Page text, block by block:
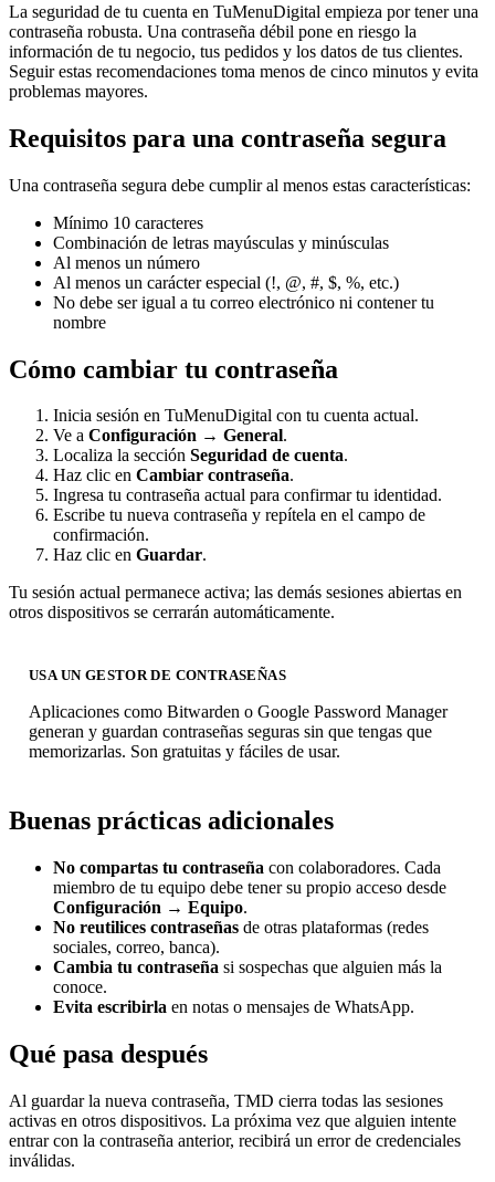
La seguridad de tu cuenta en TuMenuDigital empieza por tener una
contraseña robusta. Una contraseña débil pone en riesgo la
información de tu negocio, tus pedidos y los datos de tus clientes.
Seguir estas recomendaciones toma menos de cinco minutos y evita
problemas mayores.
Requisitos para una contraseña segura
Una contraseña segura debe cumplir al menos estas características:
Mínimo 10 caracteres
Combinación de letras mayúsculas y minúsculas
Al menos un número
Al menos un carácter especial (!, @, #, $, %, etc.)
No debe ser igual a tu correo electrónico ni contener tu
nombre
Cómo cambiar tu contraseña
Inicia sesión en TuMenuDigital con tu cuenta actual.
Ve a Configuración → General.
Localiza la sección Seguridad de cuenta.
Haz clic en Cambiar contraseña.
Ingresa tu contraseña actual para confirmar tu identidad.
Escribe tu nueva contraseña y repítela en el campo de
confirmación.
Haz clic en Guardar.
Tu sesión actual permanece activa; las demás sesiones abiertas en
otros dispositivos se cerrarán automáticamente.
USA UN GESTOR DE CONTRASEÑAS
Aplicaciones como Bitwarden o Google Password Manager
generan y guardan contraseñas seguras sin que tengas que
memorizarlas. Son gratuitas y fáciles de usar.
Buenas prácticas adicionales
No compartas tu contraseña con colaboradores. Cada
miembro de tu equipo debe tener su propio acceso desde
Configuración → Equipo.
No reutilices contraseñas de otras plataformas (redes
sociales, correo, banca).
Cambia tu contraseña si sospechas que alguien más la
conoce.
Evita escribirla en notas o mensajes de WhatsApp.
Qué pasa después
Al guardar la nueva contraseña, TMD cierra todas las sesiones
activas en otros dispositivos. La próxima vez que alguien intente
entrar con la contraseña anterior, recibirá un error de credenciales
inválidas.